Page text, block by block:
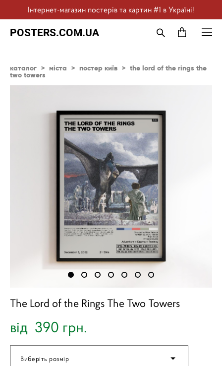
Інтернет-магазин постерів та картин #1 в Україні!
POSTERS.COM.UA
каталог > міста > постер київ > the lord of the rings the
two towers
The Lord of the Rings The Two Towers
від 390 грн.
Виберіть розмір